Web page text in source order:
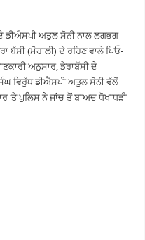
ਡੀਐਸਪੀ ਅਤੁਲ ਸੋਨੀ ਨਾਲ ਲਗਭਗ
ਬੱਸੀ (ਮੋਹਾਲੀ) ਦੇ ਰਹਿਣ ਵਾਲੇ ਪਿਓ-
ਅਨੁਸਾਰ, ਡੇਰਾਬੱਸੀ ਦੇ
ਵਿਰੁੱਧ ਡੀਐਸਪੀ ਅਤੁਲ ਸੋਨੀ ਵੱਲੋਂ
ਪੁਲਿਸ ਨੇ ਜਾਂਚ ਤੋਂ ਬਾਅਦ ਧੋਖਾਧੜੀ